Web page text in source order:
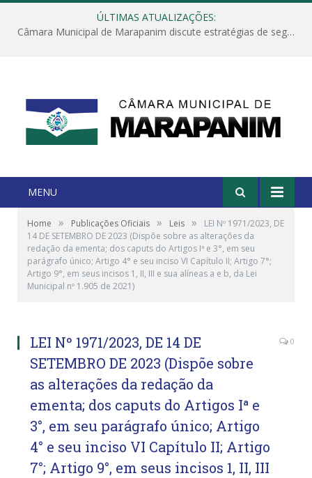
ÚLTIMAS ATUALIZAÇÕES:
Câmara Municipal de Marapanim discute estratégias de segurança com autoridades e poder executivo
MENU
Home » Publicações Oficiais » Leis »
LEI Nº 1971/2023, DE
14 DE SETEMBRO DE 2023 (Dispõe sobre as alterações da
redação da ementa; dos caputs do Artigos Iª e 3°, em seu
parágrafo único; Artigo 4° e seu inciso VI Capítulo II; Artigo 7°;
Artigo 9°, em seus incisos 1, II, III e sua alíneas a e b, da Lei
Municipal nº 1.905 de 2021)
LEI Nº 1971/2023, DE 14 DE
SETEMBRO DE 2023 (Dispõe sobre
as alterações da redação da
ementa; dos caputs do Artigos Iª e
3°, em seu parágrafo único; Artigo
4° e seu inciso VI Capítulo II; Artigo
7°; Artigo 9°, em seus incisos 1, II, III
0